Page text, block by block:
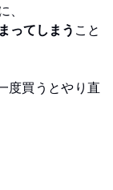
ってしまう こと
度買うとやり直